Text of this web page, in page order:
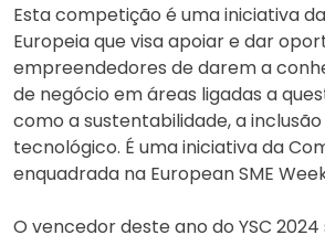
Esta competição é uma iniciativa
Europeia que visa apoiar e dar
empreendedores de darem a
de negócio em áreas ligadas a
como a sustentabilidade, a
tecnológico. É uma iniciativa da
enquadrada na European SME
O vencedor deste ano do YSC